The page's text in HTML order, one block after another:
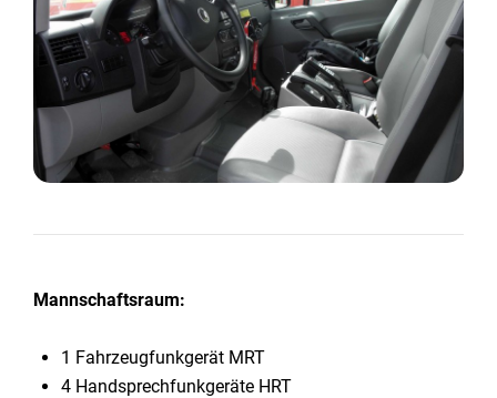
Mannschaftsraum:
1 Fahrzeugfunkgerät MRT
4 Handsprechfunkgeräte HRT